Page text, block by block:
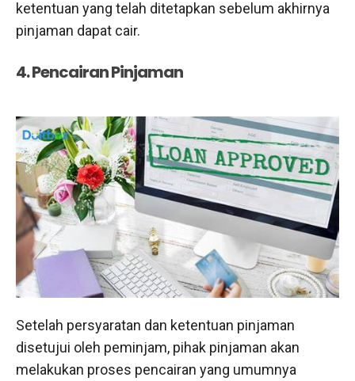
ketentuan yang telah ditetapkan sebelum akhirnya
pinjaman dapat cair.
4. Pencairan Pinjaman
Setelah persyaratan dan ketentuan pinjaman
disetujui oleh peminjam, pihak pinjaman akan
melakukan proses pencairan yang umumnya